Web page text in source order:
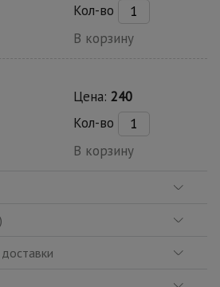
Кол-во
В корзину
Цена: 240
Кол-во
В корзину